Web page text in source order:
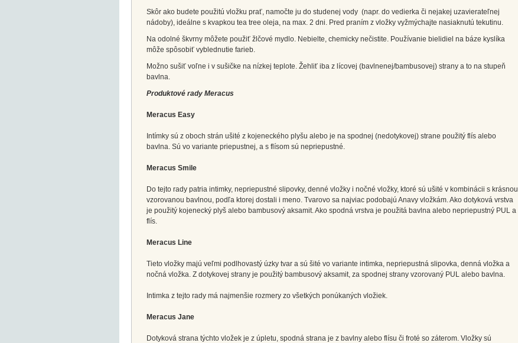
Skôr ako budete použitú vložku prať, namočte ju do studenej vody (napr. do vedierka či nejakej uzavierateľnej
nádoby), ideálne s kvapkou tea tree oleja, na max. 2 dni. Pred praním z vložky vyžmýchajte nasiaknutú tekutinu.
Na odolné škvrny môžete použiť žlčové mydlo. Nebielte, chemicky nečistite. Používanie bielidiel na báze kyslíka
môže spôsobiť vyblednutie farieb.
Možno sušiť voľne i v sušičke na nízkej teplote. Žehliť iba z lícovej (bavlnenej/bambusovej) strany a to na stupeň
bavlna.
Produktové rady Meracus
Meracus Easy
Intímky sú z oboch strán ušité z kojeneckého plyšu alebo je na spodnej (nedotykovej) strane použitý flís alebo
bavlna. Sú vo variante priepustnej, a s flísom sú nepriepustné.
Meracus Smile
Do tejto rady patria intimky, nepriepustné slipovky, denné vložky i nočné vložky, ktoré sú ušité v kombinácii s krásnou
vzorovanou bavlnou, podľa ktorej dostali i meno. Tvarovo sa najviac podobajú Anavy vložkám. Ako dotyková vrstva
je použitý kojenecký plyš alebo bambusový aksamit. Ako spodná vrstva je použitá bavlna alebo nepriepustný PUL a
flís.
Meracus Line
Tieto vložky majú veľmi podlhovastý úzky tvar a sú šité vo variante intimka, nepriepustná slipovka, denná vložka a
nočná vložka. Z dotykovej strany je použitý bambusový aksamit, za spodnej strany vzorovaný PUL alebo bavlna.
Intimka z tejto rady má najmenšie rozmery zo všetkých ponúkaných vložiek.
Meracus Jane
Dotyková strana týchto vložek je z úpletu, spodná strana je z bavlny alebo flísu či froté so záterom. Vložky sú